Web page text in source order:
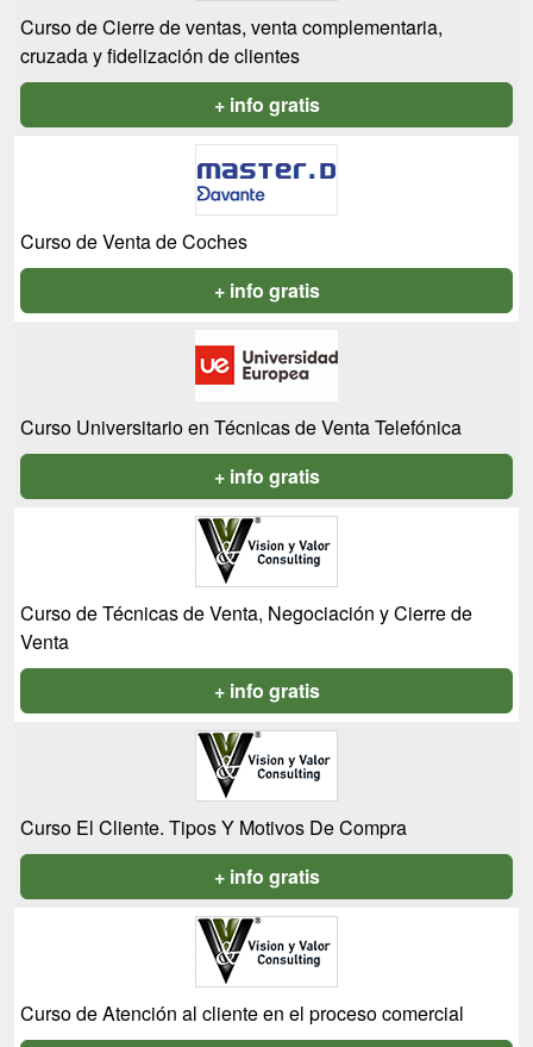
Curso de Cierre de ventas, venta complementaria,
cruzada y fidelización de clientes
+ info gratis
Curso de Venta de Coches
+ info gratis
Curso Universitario en Técnicas de Venta Telefónica
+ info gratis
Curso de Técnicas de Venta, Negociación y Cierre de
Venta
+ info gratis
Curso El Cliente. Tipos Y Motivos De Compra
+ info gratis
Curso de Atención al cliente en el proceso comercial